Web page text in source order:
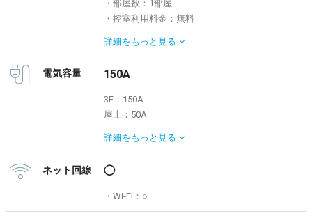
・部屋数：1部屋
・控室利用料金：無料
詳細を もっと見る
電気容量 150A
3F：150A
屋上：50A
詳細を もっと見る
ネット回線 ◯
・Wi-Fi：○